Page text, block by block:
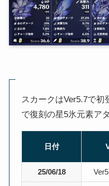
スカークはVer5.7で初
で復刻の星5氷元素ア
日付
25/06/18